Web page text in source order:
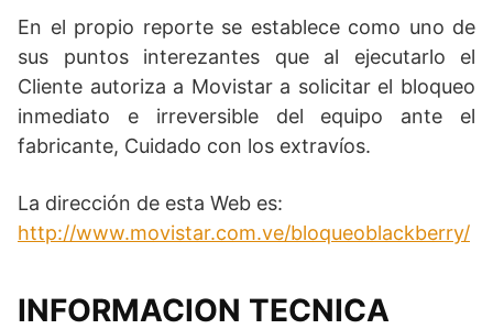
En el propio reporte se establece como uno de
sus puntos interezantes que al ejecutarlo el
Cliente autoriza a Movistar a solicitar el bloqueo
inmediato e irreversible del equipo ante el
fabricante, Cuidado con los extravíos.
La dirección de esta Web es:
http://www.movistar.com.ve/bloqueoblackberry/
INFORMACION TECNICA